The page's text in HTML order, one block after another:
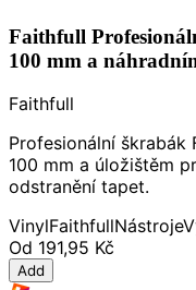
Faithfull
100 mm a
Faithfull
Profesionální
100 mm a úložištěm
odstranění tapet.
VinylFaithfullNástroje
Od 191,95 Kč
Add